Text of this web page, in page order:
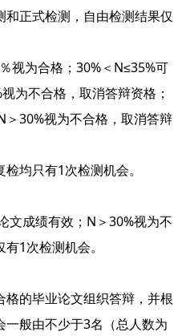
正式检测，自由检测结果仅
视为合格；30%＜N≤35%可
为不合格，取消答辩资格；
30%视为不合格，取消答辩
均只有1次检测机会。
文成绩有效；N＞30%视为不
1次检测机会。
格的毕业论文组织答辩，并根
般由不少于3名（总人数为